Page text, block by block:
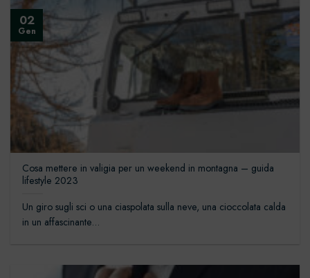
Cosa mettere in valigia per un weekend in montagna – guida
lifestyle 2023
Un giro sugli sci o una ciaspolata sulla neve, una cioccolata calda
in un affascinante...
02
Gen